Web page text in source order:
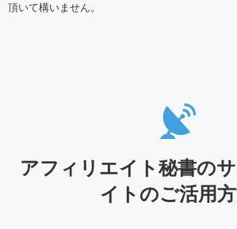
頂いて構いません。
アフィリエイト秘書の
イトのご活用